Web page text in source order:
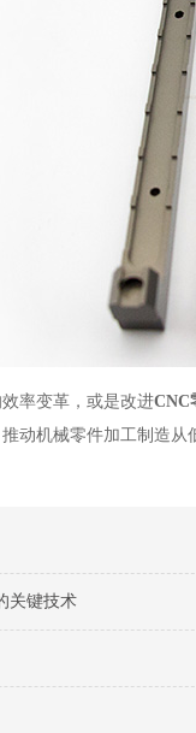
率变革，或是改进CNC
动机械零件加工制造从
关键技术